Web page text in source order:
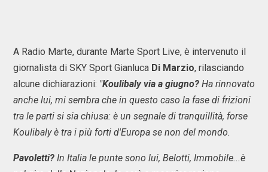
A Radio Marte, durante Marte Sport Live, è intervenuto il
giornalista di SKY Sport Gianluca Di Marzio, rilasciando
alcune dichiarazioni: "Koulibaly via a giugno? Ha rinnovato
anche lui, mi sembra che in questo caso la fase di frizioni
tra le parti si sia chiusa: è un segnale di tranquillità, forse
Koulibaly è tra i più forti d'Europa se non del mondo.
Pavoletti? In Italia le punte sono lui, Belotti, Immobile...è